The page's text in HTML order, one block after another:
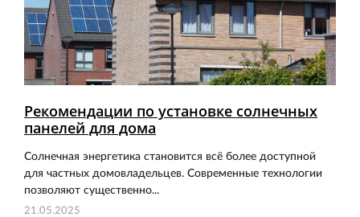
Рекомендации по установке солнечных
панелей для дома
Солнечная энергетика становится всё более доступной
для частных домовладельцев. Современные технологии
позволяют существенно...
21.05.2025